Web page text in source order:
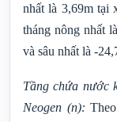
nhất là 3,69m tại
tháng nông nhất
và sâu nhất là -
Tầng chứa nước
Neogen (n):